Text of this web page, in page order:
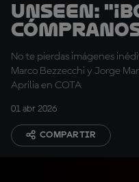
UNSEEN:
No te pierdas imágenes
Marco Bezzecchi y Jorge
Aprilia en COTA
01 abr 2026
COMPARTIR